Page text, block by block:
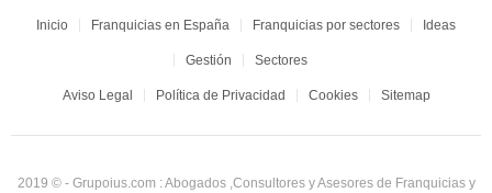
Inicio Franquicias en España Franquicias por sectores Ideas
Gestión Sectores
Aviso Legal Política de Privacidad Cookies Sitemap
2019 © - Grupoius.com : Abogados ,Consultores y Asesores de Franquicias y